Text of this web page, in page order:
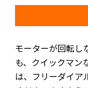
モーターが回転し
も、クイックマン
は、フリーダイア